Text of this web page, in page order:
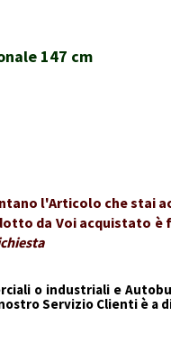
147 cm
l'Articolo che stai
da Voi acquistato è
o industriali e
Servizio Clienti è a